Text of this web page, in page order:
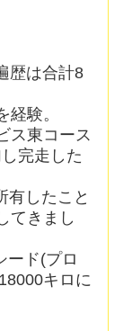
歴は合計8
験。
ス東コース
完走した
有したこと
てきまし
ード(プロ
キロに